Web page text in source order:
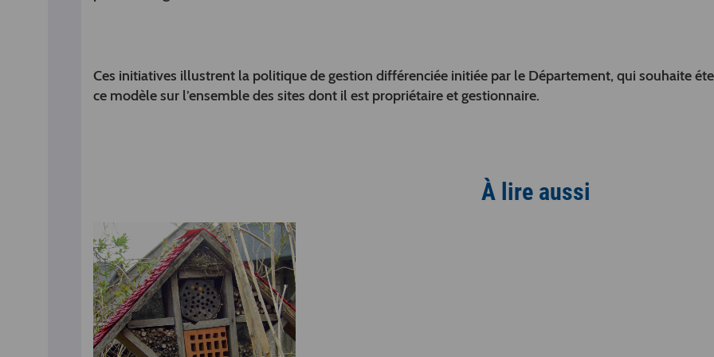
Ces initiatives illustrent la politique de gestion différenciée initiée par le Département, qui souhaite
ce modèle sur l’ensemble des sites dont il est propriétaire et gestionnaire.
À lire aussi